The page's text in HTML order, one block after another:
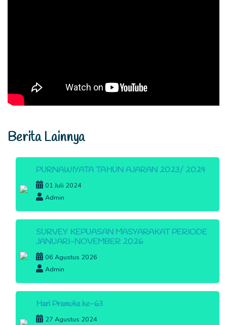
Berita Lainnya
PURNAWIYATA TAHUN AJARAN 2023/ 2024
01 Juli 2024
Admin
SURVEY KEPUASAN MASYARAKAT PERIODE
JANUARI-NOVEMBER 2026
06 Agustus 2026
Admin
Hari Pramuka ke-63
27 Agustus 2024